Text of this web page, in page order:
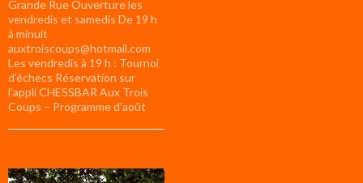
Grande Rue Ouverture les
vendredis et samedis De 19 h
à minuit
auxtroiscoups@hotmail.com
Les vendredis à 19 h : Tournoi
d’échecs Réservation sur
l’appli CHESSBAR Aux Trois
Coups – Programme d’août